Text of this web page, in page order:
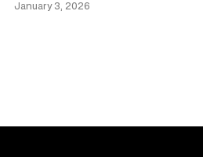
January 3, 2026